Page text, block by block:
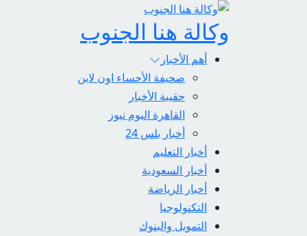
وكالة هنا الجنوب
أهم الأخبار
صحيفة الأحساء اون لاين
حقيبة الأخبار
القاهرة اليوم نيوز
أخبار بلس 24
أخبار التعليم
أخبار السعودية
أخبار الرياضة
التكنولوجيا
التمويل والبنوك